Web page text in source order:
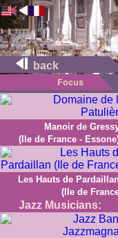
back
Manoir de
(Ile de France -
Les Hauts de
(Ile de
Jazz Musicians: